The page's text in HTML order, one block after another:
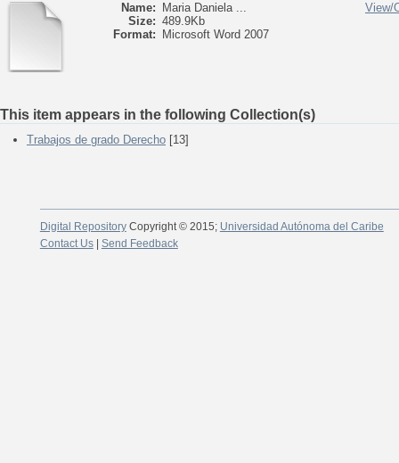
Name:
Maria Daniela ...
Size: 489.9Kb
Format:
Microsoft Word 2007
View/
This item appears in the following Collection(s)
Trabajos de grado Derecho [13]
Digital RepositoryCopyright © 2015; Universidad Autónoma del Caribe
Contact Us| Send Feedback